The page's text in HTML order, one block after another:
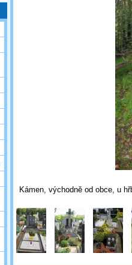
Kámen, východně od obce, u